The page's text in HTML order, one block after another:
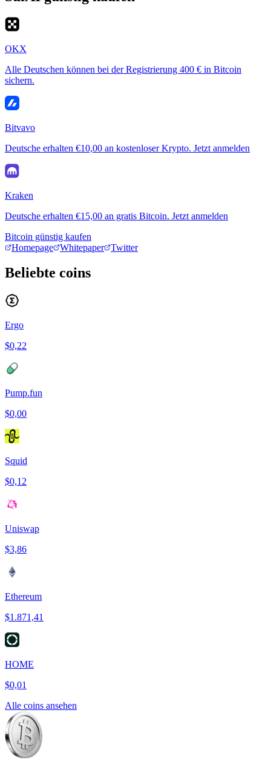
OKX
Alle Deutschen können bei der Registrierung 400 € in Bitcoin
sichern.
Bitvavo
Deutsche erhalten €10,00 an kostenloser Krypto. Jetzt anmelden
Kraken
Deutsche erhalten €15,00 an gratis Bitcoin. Jetzt anmelden
Bitcoin günstig kaufen
Homepage
Whitepaper Twitter
Beliebte coins
Ergo
$0,22
Pump.fun
$0,00
Squid
$0,12
Uniswap
$3,86
Ethereum
$1.871,41
HOME
$0,01
Alle coins ansehen